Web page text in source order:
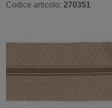
Codice articolo: 270351